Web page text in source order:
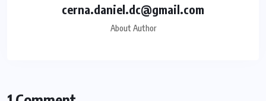
cerna.daniel.dc@gmail.com
About Author